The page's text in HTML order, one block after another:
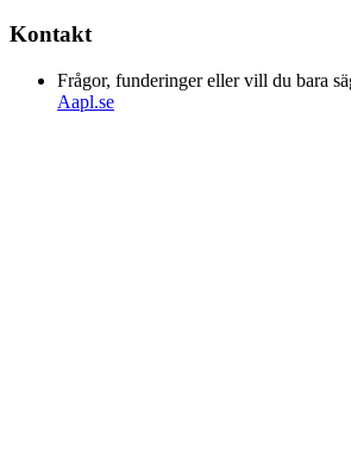
Kontakt
Frågor, funderinger eller vill du bara
Aapl.se